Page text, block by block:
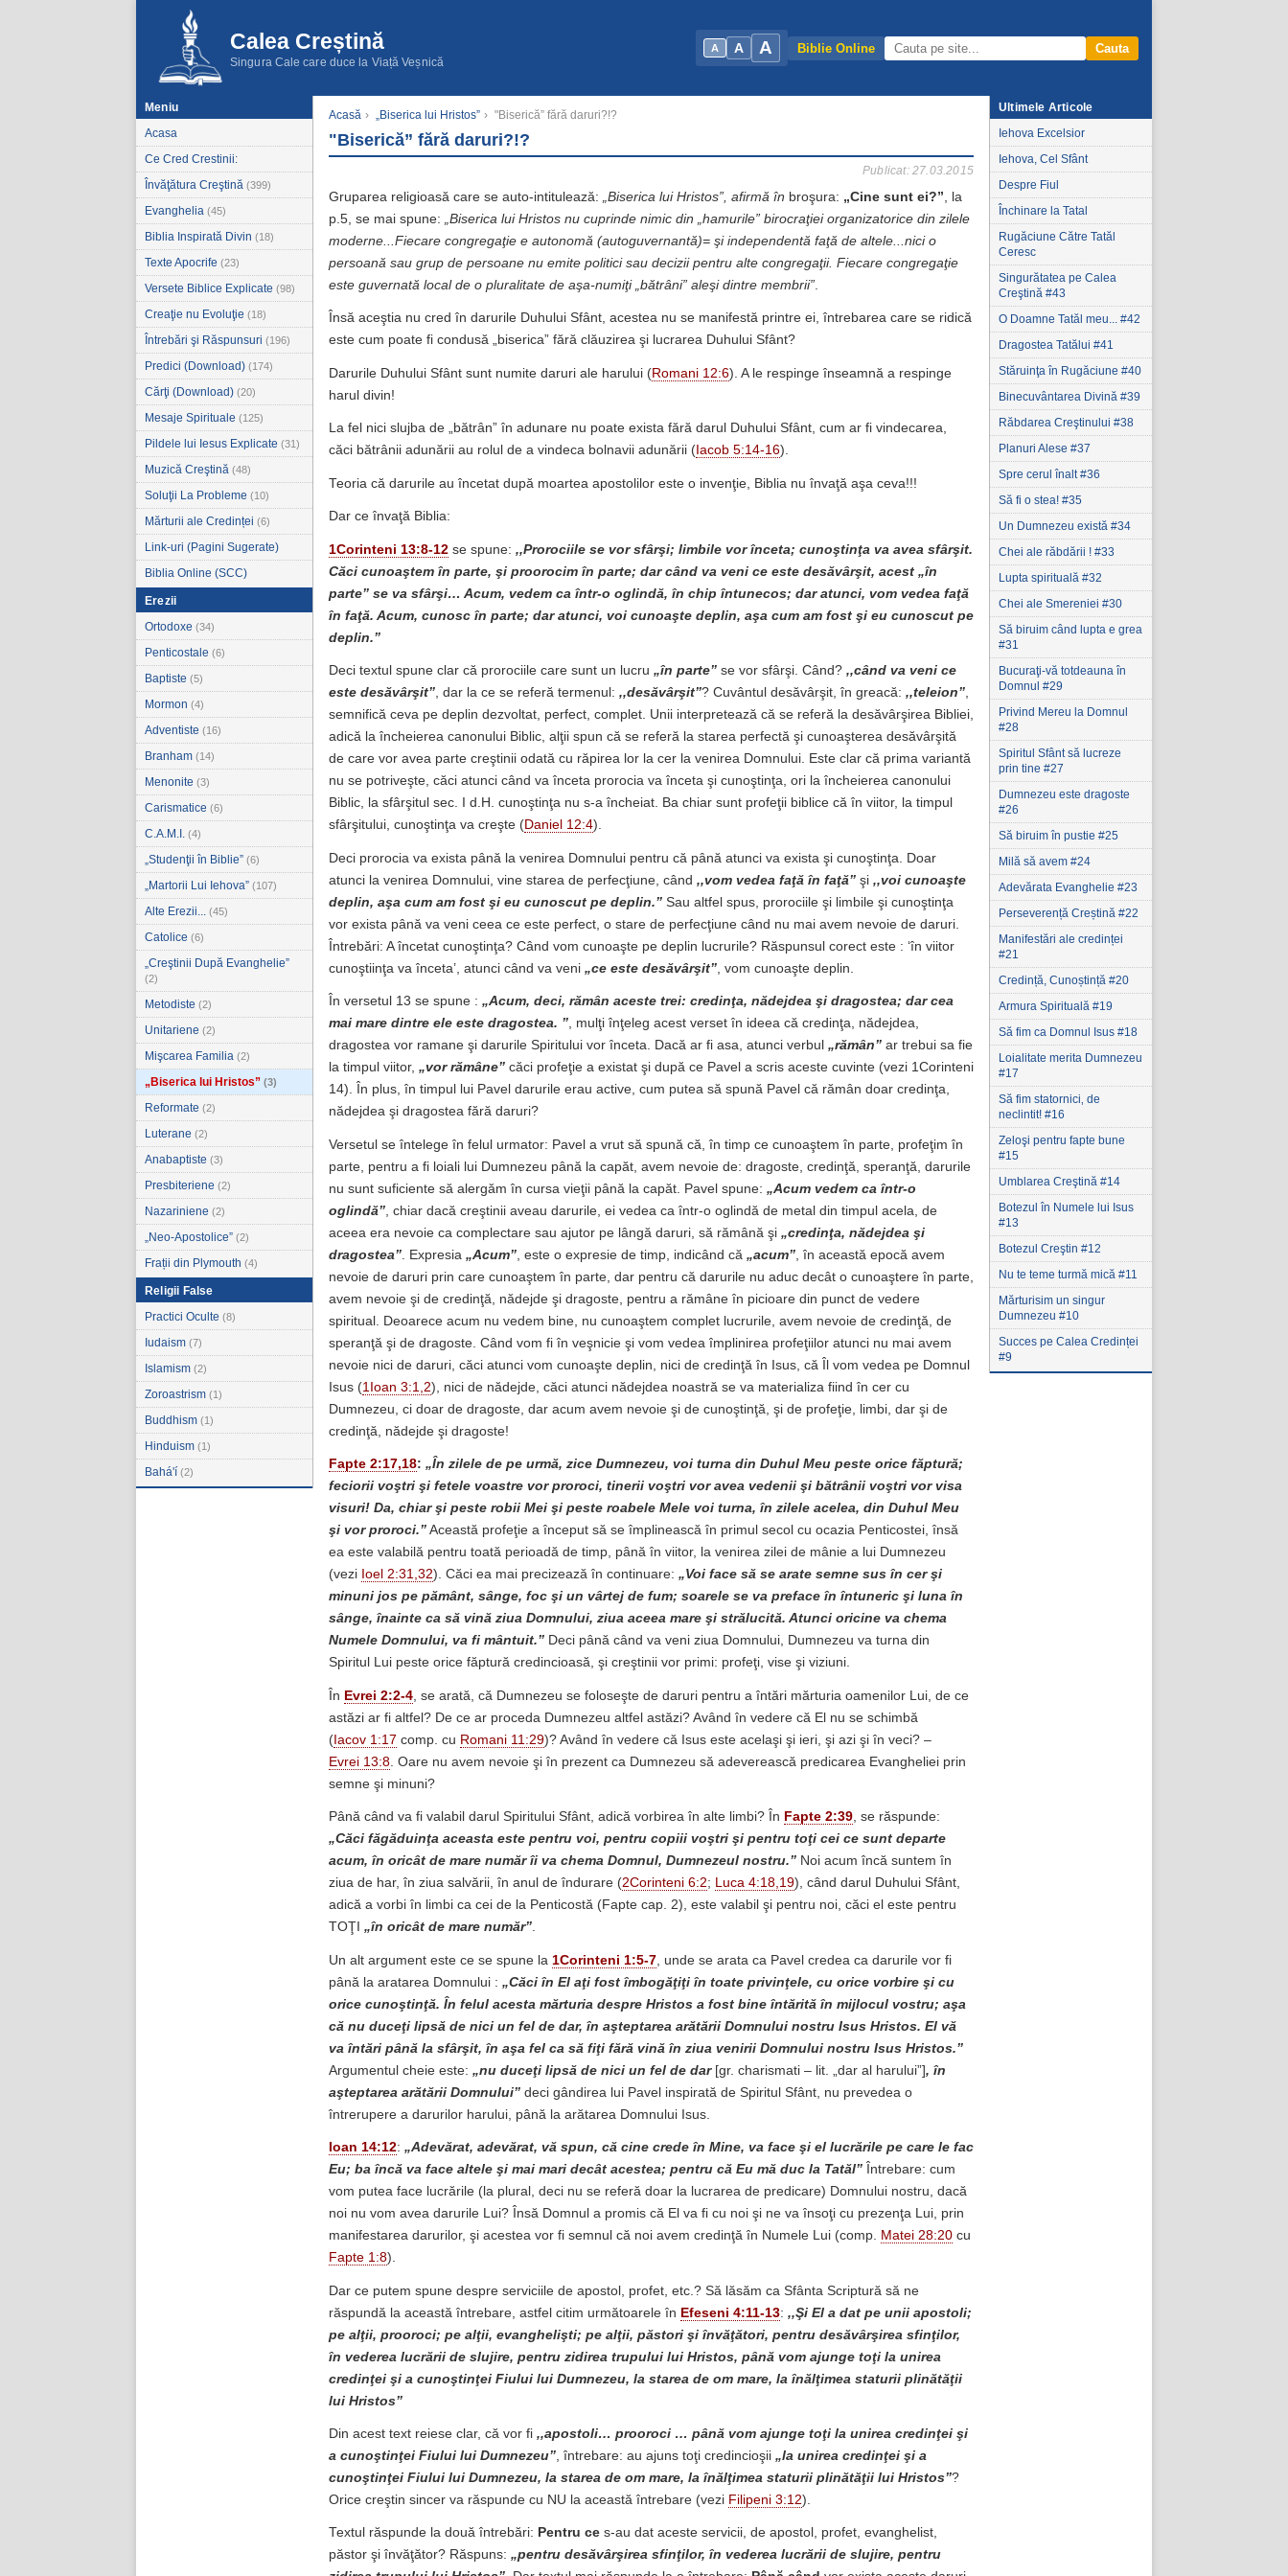
Calea Creștină
Singura Cale care duce la Viață Veșnică
A A A Biblie Online Cauta
Meniu
Acasa
Ce Cred Crestinii:
Învăţătura Creştină (399)
Evanghelia (45)
Biblia Inspirată Divin (18)
Texte Apocrife (23)
Versete Biblice Explicate (98)
Creaţie nu Evoluţie (18)
Întrebări şi Răspunsuri (196)
Predici (Download) (174)
Cărţi (Download) (20)
Mesaje Spirituale (125)
Pildele lui Iesus Explicate (31)
Muzică Creştină (48)
Soluţii La Probleme (10)
Mărturii ale Credinței (6)
Link-uri (Pagini Sugerate)
Biblia Online (SCC)
Erezii
Ortodoxe (34)
Penticostale (6)
Baptiste (5)
Mormon (4)
Adventiste (16)
Branham (14)
Menonite (3)
Carismatice (6)
C.A.M.I. (4)
„Studenţii în Biblie” (6)
„Martorii Lui Iehova” (107)
Alte Erezii... (45)
Catolice (6)
„Creştinii După Evanghelie”
(2)
Metodiste (2)
Unitariene (2)
Mişcarea Familia (2)
„Biserica lui Hristos” (3)
Reformate (2)
Luterane (2)
Anabaptiste (3)
Presbiteriene (2)
Nazariniene (2)
„Neo-Apostolice” (2)
Frații din Plymouth (4)
Religii False
Practici Oculte (8)
Iudaism (7)
Islamism (2)
Zoroastrism (1)
Buddhism (1)
Hinduism (1)
Bahá'í (2)
Acasă › „Biserica lui Hristos” › "Biserică” fără daruri?!?
"Biserică” fără daruri?!?
Publicat: 27.03.2015
Gruparea religioasă care se auto-intitulează: „Biserica lui Hristos”, afirmă în broşura: „Cine sunt ei?”, la
p.5, se mai spune: „Biserica lui Hristos nu cuprinde nimic din „hamurile” birocraţiei organizatorice din zilele
moderne...Fiecare congregaţie e autonomă (autoguvernantă)= şi independentă faţă de altele...nici o
persoană sau grup de persoane nu emite politici sau decizii pentru alte congregaţii. Fiecare congregaţie
este guvernată local de o pluralitate de aşa-numiţi „bătrâni” aleşi dintre membrii”.
Însă aceştia nu cred în darurile Duhului Sfânt, acestea nu se manifestă printre ei, întrebarea care se ridică
este cum poate fi condusă „biserica” fără clăuzirea şi lucrarea Duhului Sfânt?
Darurile Duhului Sfânt sunt numite daruri ale harului (Romani 12:6). A le respinge înseamnă a respinge
harul divin!
La fel nici slujba de „bătrân” în adunare nu poate exista fără darul Duhului Sfânt, cum ar fi vindecarea,
căci bătrânii adunării au rolul de a vindeca bolnavii adunării ( Iacob 5:14-16).
Teoria că darurile au încetat după moartea apostolilor este o invenţie, Biblia nu învaţă aşa ceva!!!
Dar ce învaţă Biblia:
1Corinteni 13:8-12 se spune: ,,Prorociile se vor sfârşi; limbile vor înceta; cunoştinţa va avea sfârşit.
Căci cunoaştem în parte, şi proorocim în parte; dar când va veni ce este desăvârşit, acest „în
parte” se va sfârşi… Acum, vedem ca într-o oglindă, în chip întunecos; dar atunci, vom vedea faţă
în faţă. Acum, cunosc în parte; dar atunci, voi cunoaşte deplin, aşa cum am fost şi eu cunoscut pe
deplin.”
Deci textul spune clar că prorociile care sunt un lucru „în parte” se vor sfârşi. Când? ,,când va veni ce
este desăvârşit”, dar la ce se referă termenul: ,,desăvârşit”? Cuvântul desăvârşit, în greacă: ,,teleion”,
semnifică ceva pe deplin dezvoltat, perfect, complet. Unii interpretează că se referă la desăvârşirea Bibliei,
adică la încheierea canonului Biblic, alţii spun că se referă la starea perfectă şi cunoaşterea desăvârşită
de care vor avea parte creştinii odată cu răpirea lor la cer la venirea Domnului. Este clar că prima variantă
nu se potriveşte, căci atunci când va înceta prorocia va înceta şi cunoştinţa, ori la încheierea canonului
Biblic, la sfârşitul sec. I d.H. cunoştinţa nu s-a încheiat. Ba chiar sunt profeţii biblice că în viitor, la timpul
sfârşitului, cunoştinţa va creşte (Daniel 12:4).
Deci prorocia va exista până la venirea Domnului pentru că până atunci va exista şi cunoştinţa. Doar
atunci la venirea Domnului, vine starea de perfecţiune, când ,,vom vedea faţă în faţă” şi ,,voi cunoaşte
deplin, aşa cum am fost şi eu cunoscut pe deplin.” Sau altfel spus, prorociile şi limbile şi cunoştinţa
vor exista până va veni ceea ce este perfect, o stare de perfecţiune când nu mai avem nevoie de daruri.
Întrebări: A încetat cunoştinţa? Când vom cunoaşte pe deplin lucrurile? Răspunsul corect este : ‘în viitor
cunoştiinţa va înceta’, atunci când va veni „ce este desăvârşit” , vom cunoaşte deplin.
În versetul 13 se spune : „Acum, deci, rămân aceste trei: credinţa, nădejdea şi dragostea; dar cea
mai mare dintre ele este dragostea. ”, mulţi înţeleg acest verset în ideea că credinţa, nădejdea,
dragostea vor ramane şi darurile Spiritului vor înceta. Dacă ar fi asa, atunci verbul „rămân” ar trebui sa fie
la timpul viitor, „vor rămâne” căci profeţie a existat şi după ce Pavel a scris aceste cuvinte (vezi 1Corinteni
14). În plus, în timpul lui Pavel darurile erau active, cum putea să spună Pavel că rămân doar credinţa,
nădejdea şi dragostea fără daruri?
Versetul se întelege în felul urmator: Pavel a vrut să spună că, în timp ce cunoaştem în parte, profeţim în
parte, pentru a fi loiali lui Dumnezeu până la capăt, avem nevoie de: dragoste, credinţă, speranţă, darurile
nu sunt suficiente să alergăm în cursa vieţii până la capăt. Pavel spune: „Acum vedem ca într-o
oglindă” , chiar dacă creştinii aveau darurile, ei vedea ca într-o oglindă de metal din timpul acela, de
aceea era nevoie ca complectare sau ajutor pe lângă daruri, să rămână şi „credinţa, nădejdea şi
dragostea” . Expresia „Acum” , este o expresie de timp, indicând că „acum” , în această epocă avem
nevoie de daruri prin care cunoaştem în parte, dar pentru că darurile nu aduc decât o cunoaştere în parte,
avem nevoie şi de credinţă, nădejde şi dragoste, pentru a rămâne în picioare din punct de vedere
spiritual. Deoarece acum nu vedem bine, nu cunoaştem complet lucrurile, avem nevoie de credinţă, de
speranţă şi de dragoste. Când vom fi în veşnicie şi vom vedea împlinirea profeţiilor atunci nu mai avem
nevoie nici de daruri, căci atunci vom cunoaşte deplin, nici de credinţă în Isus, că Îl vom vedea pe Domnul
Isus (1Ioan 3:1,2), nici de nădejde, căci atunci nădejdea noastră se va materializa fiind în cer cu
Dumnezeu, ci doar de dragoste, dar acum avem nevoie şi de cunoştinţă, şi de profeţie, limbi, dar şi de
credinţă, nădejde şi dragoste!
Fapte 2:17,18: „În zilele de pe urmă, zice Dumnezeu, voi turna din Duhul Meu peste orice făptură;
feciorii voştri şi fetele voastre vor proroci, tinerii voştri vor avea vedenii şi bătrânii voştri vor visa
visuri! Da, chiar şi peste robii Mei şi peste roabele Mele voi turna, în zilele acelea, din Duhul Meu
şi vor proroci.” Această profeţie a început să se împlinească în primul secol cu ocazia Penticostei, însă
ea este valabilă pentru toată perioadă de timp, până în viitor, la venirea zilei de mânie a lui Dumnezeu
(vezi Ioel 2:31,32). Căci ea mai precizează în continuare: „Voi face să se arate semne sus în cer şi
minuni jos pe pământ, sânge, foc şi un vârtej de fum; soarele se va preface în întuneric şi luna în
sânge, înainte ca să vină ziua Domnului, ziua aceea mare şi strălucită. Atunci oricine va chema
Numele Domnului, va fi mântuit.” Deci până când va veni ziua Domnului, Dumnezeu va turna din
Spiritul Lui peste orice făptură credincioasă, şi creştinii vor primi: profeţi, vise şi viziuni.
În Evrei 2:2-4 , se arată, că Dumnezeu se foloseşte de daruri pentru a întări mărturia oamenilor Lui, de ce
astăzi ar fi altfel? De ce ar proceda Dumnezeu altfel astăzi? Având în vedere că El nu se schimbă
(Iacov 1:17 comp. cu Romani 11:29)? Având în vedere că Isus este acelaşi şi ieri, şi azi şi în veci? –
Evrei 13:8 . Oare nu avem nevoie şi în prezent ca Dumnezeu să adeverească predicarea Evangheliei prin
semne şi minuni?
Până când va fi valabil darul Spiritului Sfânt, adică vorbirea în alte limbi? În Fapte 2:39, se răspunde:
„Căci făgăduinţa aceasta este pentru voi, pentru copiii voştri şi pentru toţi cei ce sunt departe
acum, în oricât de mare număr îi va chema Domnul, Dumnezeul nostru.” Noi acum încă suntem în
ziua de har, în ziua salvării, în anul de îndurare (2Corinteni 6:2; Luca 4:18,19), când darul Duhului Sfânt,
adică a vorbi în limbi ca cei de la Penticostă (Fapte cap. 2), este valabil şi pentru noi, căci el este pentru
TOŢI „în oricât de mare număr”.
Un alt argument este ce se spune la 1Corinteni 1:5-7 , unde se arata ca Pavel credea ca darurile vor fi
până la aratarea Domnului : „Căci în El aţi fost îmbogăţiţi în toate privinţele, cu orice vorbire şi cu
orice cunoştinţă. În felul acesta mărturia despre Hristos a fost bine întărită în mijlocul vostru; aşa
că nu duceţi lipsă de nici un fel de dar, în aşteptarea arătării Domnului nostru Isus Hristos. El vă
va întări până la sfârşit, în aşa fel ca să fiţi fără vină în ziua venirii Domnului nostru Isus Hristos.”
Argumentul cheie este: „nu duceţi lipsă de nici un fel de dar [gr. charismati – lit. „dar al harului”], în
aşteptarea arătării Domnului” deci gândirea lui Pavel inspirată de Spiritul Sfânt, nu prevedea o
întrerupere a darurilor harului, până la arătarea Domnului Isus.
Ioan 14:12: „Adevărat, adevărat, vă spun, că cine crede în Mine, va face şi el lucrările pe care le fac
Eu; ba încă va face altele şi mai mari decât acestea; pentru că Eu mă duc la Tatăl” Întrebare: cum
vom putea face lucrările (la plural, deci nu se referă doar la lucrarea de predicare) Domnului nostru, dacă
noi nu vom avea darurile Lui? Însă Domnul a promis că El va fi cu noi şi ne va însoţi cu prezenţa Lui, prin
manifestarea darurilor, şi acestea vor fi semnul că noi avem credinţă în Numele Lui (comp. Matei 28:20 cu
Fapte 1:8).
Dar ce putem spune despre serviciile de apostol, profet, etc.? Să lăsăm ca Sfânta Scriptură să ne
răspundă la această întrebare, astfel citim următoarele în Efeseni 4:11-13: ,,Şi El a dat pe unii apostoli;
pe alţii, prooroci; pe alţii, evanghelişti; pe alţii, păstori şi învăţători, pentru desăvârşirea sfinţilor,
în vederea lucrării de slujire, pentru zidirea trupului lui Hristos, până vom ajunge toţi la unirea
credinţei şi a cunoştinţei Fiului lui Dumnezeu, la starea de om mare, la înălţimea staturii plinătăţii
lui Hristos”
Din acest text reiese clar, că vor fi ,,apostoli… prooroci … până vom ajunge toţi la unirea credinţei şi
a cunoştinţei Fiului lui Dumnezeu” , întrebare: au ajuns toţi credincioşii „la unirea credinţei şi a
cunoştinţei Fiului lui Dumnezeu, la starea de om mare, la înălţimea staturii plinătăţii lui Hristos”?
Orice creştin sincer va răspunde cu NU la această întrebare (vezi Filipeni 3:12).
Textul răspunde la două întrebări: Pentru ce s-au dat aceste servicii, de apostol, profet, evanghelist,
păstor şi învăţător? Răspuns: „pentru desăvârşirea sfinţilor, în vederea lucrării de slujire, pentru
Ultimele Articole
Iehova Excelsior
Iehova, Cel Sfânt
Despre Fiul
Închinare la Tatal
Rugăciune Către Tatăl
Ceresc
Singurătatea pe Calea
Creştină #43
O Doamne Tatăl meu... #42
Dragostea Tatălui #41
Stăruinţa în Rugăciune #40
Binecuvântarea Divină #39
Răbdarea Creştinului #38
Planuri Alese #37
Spre cerul înalt #36
Să fi o stea! #35
Un Dumnezeu există #34
Chei ale răbdării ! #33
Lupta spirituală #32
Chei ale Smereniei #30
Să biruim când lupta e grea
#31
Bucuraţi-vă totdeauna în
Domnul #29
Privind Mereu la Domnul
#28
Spiritul Sfânt să lucreze
prin tine #27
Dumnezeu este dragoste
#26
Să biruim în pustie #25
Milă să avem #24
Adevărata Evanghelie #23
Perseverență Creștină #22
Manifestări ale credinței
#21
Credință, Cunoștință #20
Armura Spirituală #19
Să fim ca Domnul Isus #18
Loialitate merita Dumnezeu
#17
Să fim statornici‚ de
neclintit! #16
Zeloşi pentru fapte bune
#15
Umblarea Creştină #14
Botezul în Numele lui Isus
#13
Botezul Creştin #12
Nu te teme turmă mică #11
Mărturisim un singur
Dumnezeu #10
Succes pe Calea Credinței
#9